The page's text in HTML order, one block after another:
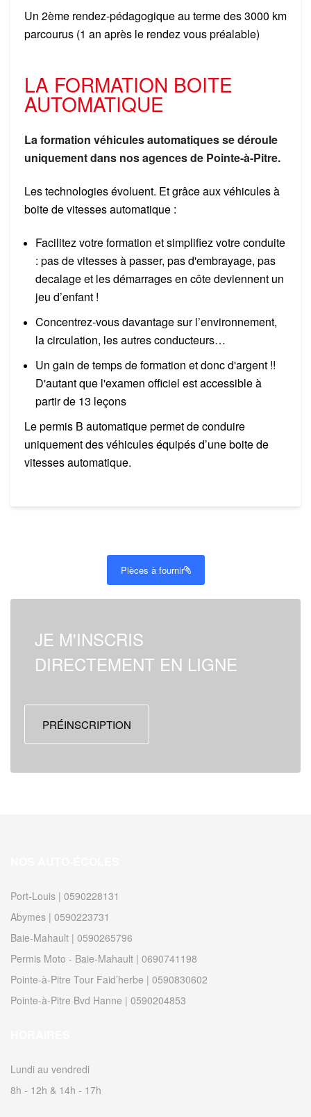
Un 2ème rendez-pédagogique au terme des 3000 km
parcourus (1 an après le rendez vous préalable)
LA FORMATION BOITE
AUTOMATIQUE
La formation véhicules automatiques se déroule
uniquement dans nos agences de Pointe-à-Pitre.
Les technologies évoluent. Et grâce aux véhicules à
boite de vitesses automatique :
Facilitez votre formation et simplifiez votre conduite
: pas de vitesses à passer, pas d'embrayage, pas
decalage et les démarrages en côte deviennent un
jeu d’enfant !
Concentrez-vous davantage sur l’environnement,
la circulation, les autres conducteurs…
Un gain de temps de formation et donc d'argent !!
D'autant que l'examen officiel est accessible à
partir de 13 leçons
Le permis B automatique permet de conduire
uniquement des véhicules équipés d’une boite de
vitesses automatique.
Pièces à fournir
JE M'INSCRIS
DIRECTEMENT EN LIGNE
PRÉINSCRIPTION
Port-Louis | 0590228131
Abymes | 0590223731
Baie-Mahault | 0590265796
Permis Moto - Baie-Mahault | 0690741198
Pointe-à-Pitre Tour Faid’herbe | 0590830602
Pointe-à-Pitre Bvd Hanne | 0590204853
Lundi au vendredi
8h - 12h & 14h - 17h